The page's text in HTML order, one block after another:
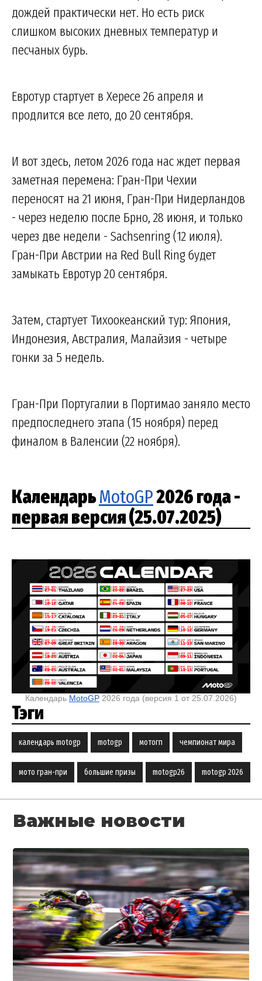
дождей практически нет. Но есть риск
слишком высоких дневных температур и
песчаных бурь.
Евротур стартует в Хересе 26 апреля и
продлится все лето, до 20 сентября.
И вот здесь, летом 2026 года нас ждет первая
заметная перемена: Гран-При Чехии
переносят на 21 июня, Гран-При Нидерландов
- через неделю после Брно, 28 июня, и только
через две недели - Sachsenring (12 июля).
Гран-При Австрии на Red Bull Ring будет
замыкать Евротур 20 сентября.
Затем, стартует Тихоокеанский тур: Япония,
Индонезия, Австралия, Малайзия - четыре
гонки за 5 недель.
Гран-При Португалии в Портимао заняло место
предпоследнего этапа (15 ноября) перед
финалом в Валенсии (22 ноября).
КалендарьMotoGP2026 года -
первая версия (25.07.2025)
Календарь MotoGP 2026 года (версия 1 от 25.07.2026)
Тэги
календарь motogp motogp мотогп чемпионат мира
мото гран-при большие призы motogp26 motogp 2026
Важные новости